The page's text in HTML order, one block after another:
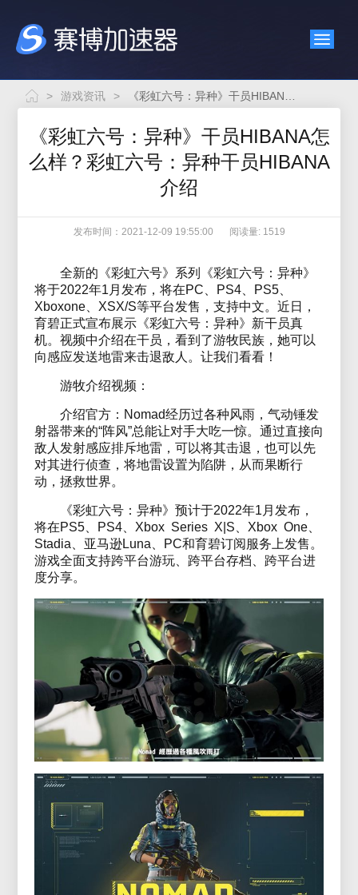
> 游戏资讯 >
《彩虹六号：异种》干员HIBANA怎
么样？彩虹六号：异种干员HIBANA
介绍
发布时间：2021-12-09 19:55:00 阅读量: 1519
全新的《彩虹六号》系列《彩虹六号：异种》
将于2022年1月发布，将在PC、PS4、PS5、
Xboxone、XSX/S等平台发售，支持中文。近日，
育碧正式宣布展示《彩虹六号：异种》新干员真
机。视频中介绍在干员，看到了游牧民族，她可以
向感应发送地雷来击退敌人。让我们看看！
游牧介绍视频：
介绍官方：Nomad经历过各种风雨，气动锤发
射器带来的“阵风”总能让对手大吃一惊。通过直接向
敌人发射感应排斥地雷，可以将其击退，也可以先
对其进行侦查，将地雷设置为陷阱，从而果断行
动，拯救世界。
《彩虹六号：异种》预计于2022年1月发布，
将在PS5、PS4、Xbox Series X|S、Xbox One、
Stadia、亚马逊Luna、PC和育碧订阅服务上发售。
游戏全面支持跨平台游玩、跨平台存档、跨平台进
度分享。